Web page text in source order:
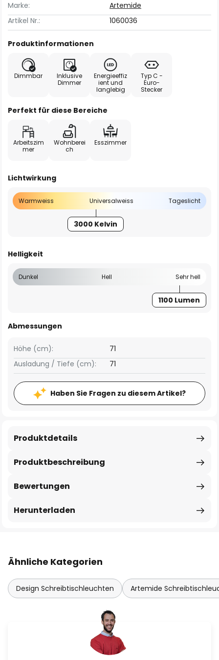
Marke:
Artemide
Artikel Nr.:
1060036
Produktinformationen
Dimmbar
Inklusive
Dimmer
Energieeffiz
ient und
langlebig
Typ C -
Euro-
Stecker
Perfekt für diese Bereiche
Arbeitszim
mer
Wohnberei
ch
Esszimmer
Lichtwirkung
Warmweiss Universalweiss Tageslicht
3000 Kelvin
Helligkeit
Dunkel Hell Sehr hell
1100 Lumen
Abmessungen
Höhe (cm):
71
Ausladung / Tiefe (cm):
71
Haben Sie Fragen zu diesem Artikel?
Produktbeschreibung
Produktdetails
Bewertungen
Herunterladen
Ähnliche Kategorien
Design Schreibtischleuchten Artemide